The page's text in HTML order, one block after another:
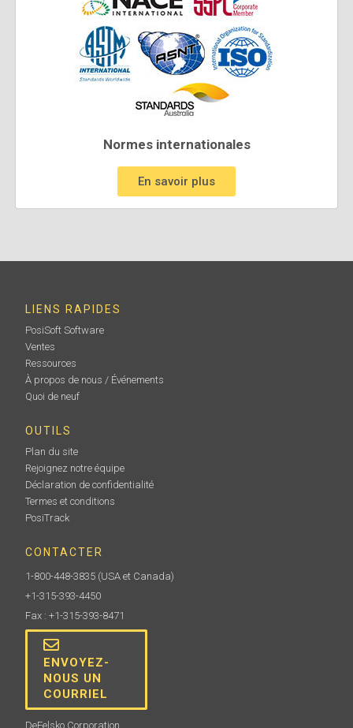
Normes internationales
En savoir plus
LIENS RAPIDES
PosiSoft Software
Ventes
Ressources
À propos de nous / Événements
Quoi de neuf
OUTILS
Plan du site
Rejoignez notre équipe
Déclaration de confidentialité
Termes et conditions
PosiTrack
CONTACTER
1-800-448-3835 (USA et Canada)
+1-315-393-4450
Fax : +1-315-393-8471
ENVOYEZ-
NOUS UN
COURRIEL
DeFelsko Corporation